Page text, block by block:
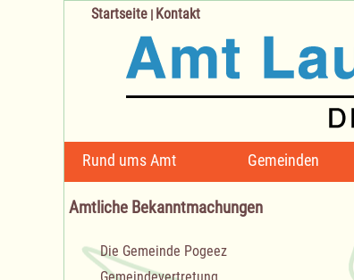
Navigation
überspringen
Rund ums Amt Gemeinden
Startseite | Kontakt
Amtliche Bekanntmachungen
Navigation
überspringen
Die Gemeinde Pogeez